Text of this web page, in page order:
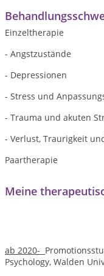
Einzeltherapie
- Angstzustände
- Depressionen
- Stress und
- Trauma und akuten
- Verlust, Traurigkeit
Paartherapie
Meine
ab 2020-
Psychology, Walden